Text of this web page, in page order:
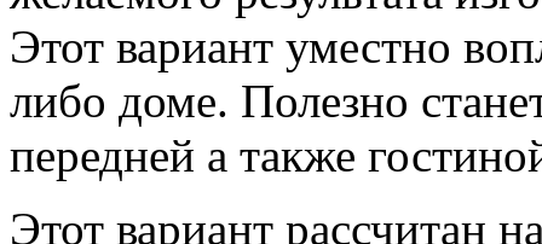
Этот вариант уместно
либо доме. Полезно
передней а также
Этот вариант рассчитан